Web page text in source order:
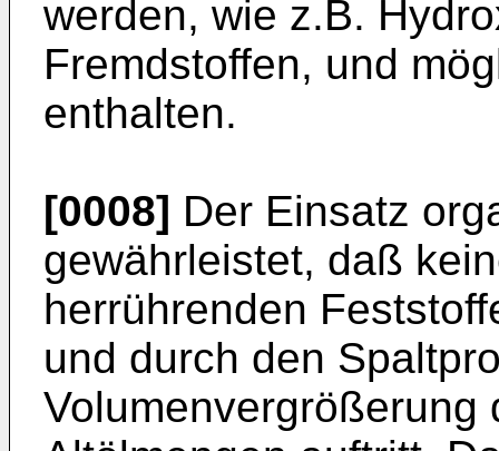
werden, wie z.B.
Fremdstoffen, und
enthalten.
[0008] Der Einsatz
gewährleistet, daß
herrührenden
und durch den
Volumenvergrößerung